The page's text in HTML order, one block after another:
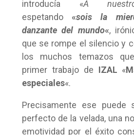
introducía «A
espetando«sois la
danzante del mundo«,
que se rompe el silencio y
los muchos temazos
primer trabajo de IZAL «
especiales«.
Precisamente ese puede
perfecto de la velada, una
emotividad por el éxito